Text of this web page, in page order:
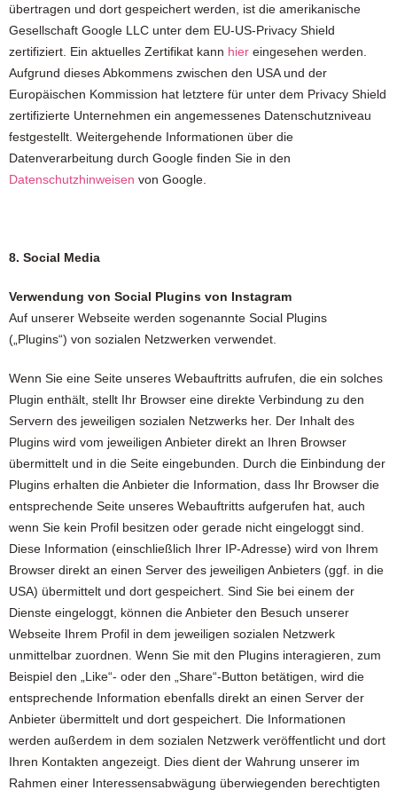
übertragen und dort gespeichert werden, ist die amerikanische
Gesellschaft Google LLC unter dem EU-US-Privacy Shield
zertifiziert. Ein aktuelles Zertifikat kann hier eingesehen werden.
Aufgrund dieses Abkommens zwischen den USA und der
Europäischen Kommission hat letztere für unter dem Privacy Shield
zertifizierte Unternehmen ein angemessenes Datenschutzniveau
festgestellt. Weitergehende Informationen über die
Datenverarbeitung durch Google finden Sie in den
Datenschutzhinweisen von Google.
8. Social Media
Verwendung von Social Plugins von Instagram
Auf unserer Webseite werden sogenannte Social Plugins
(„Plugins“) von sozialen Netzwerken verwendet.
Wenn Sie eine Seite unseres Webauftritts aufrufen, die ein solches
Plugin enthält, stellt Ihr Browser eine direkte Verbindung zu den
Servern des jeweiligen sozialen Netzwerks her. Der Inhalt des
Plugins wird vom jeweiligen Anbieter direkt an Ihren Browser
übermittelt und in die Seite eingebunden. Durch die Einbindung der
Plugins erhalten die Anbieter die Information, dass Ihr Browser die
entsprechende Seite unseres Webauftritts aufgerufen hat, auch
wenn Sie kein Profil besitzen oder gerade nicht eingeloggt sind.
Diese Information (einschließlich Ihrer IP-Adresse) wird von Ihrem
Browser direkt an einen Server des jeweiligen Anbieters (ggf. in die
USA) übermittelt und dort gespeichert. Sind Sie bei einem der
Dienste eingeloggt, können die Anbieter den Besuch unserer
Webseite Ihrem Profil in dem jeweiligen sozialen Netzwerk
unmittelbar zuordnen. Wenn Sie mit den Plugins interagieren, zum
Beispiel den „Like“- oder den „Share“-Button betätigen, wird die
entsprechende Information ebenfalls direkt an einen Server der
Anbieter übermittelt und dort gespeichert. Die Informationen
werden außerdem in dem sozialen Netzwerk veröffentlicht und dort
Ihren Kontakten angezeigt. Dies dient der Wahrung unserer im
Rahmen einer Interessensabwägung überwiegenden berechtigten